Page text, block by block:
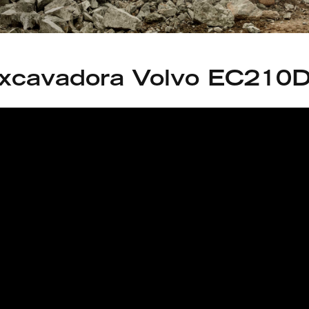
Volvo